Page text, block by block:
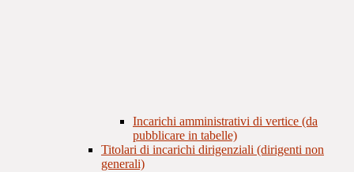
Incarichi amministrativi di vertice (da
pubblicare in tabelle)
Titolari di incarichi dirigenziali (dirigenti non
generali)